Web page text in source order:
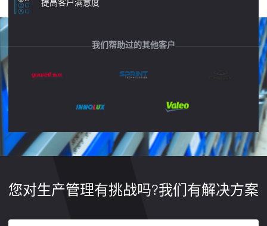
提高客户满意度
我们帮助过的其他客户
您对生产管理有挑战吗?我们有解决方案